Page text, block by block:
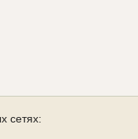
сетях: